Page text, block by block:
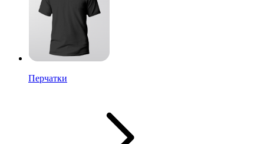
Перчатки